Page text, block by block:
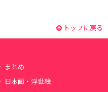
トップに戻る
まとめ
日本画・浮世絵